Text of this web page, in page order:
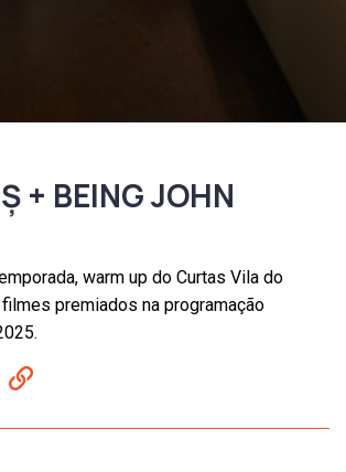
+ BEING JOHN
warm up do Curtas Vila do
premiados na programação